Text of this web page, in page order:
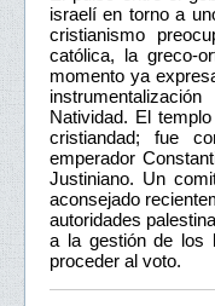
israelí en torno a
cristianismo
católica, la greco-
momento ya
Natividad. El
cristiandad; fue
emperador
Justiniano. Un
aconsejado
autoridades
a la gestión de los
proceder al voto.